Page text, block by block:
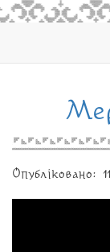
Опубліковано: